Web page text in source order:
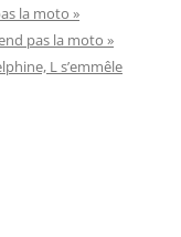
la moto »
pas la moto »
L s’emmêle